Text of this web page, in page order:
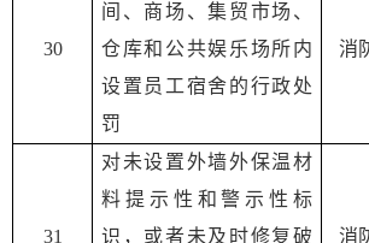
30
间、商场、集贸市场、
仓库和公共娱乐场所内
设置员工宿舍的行政处
罚
消
31
对未设置外墙外保温材
料提示性和警示性标
识，或者未及时修复破
消